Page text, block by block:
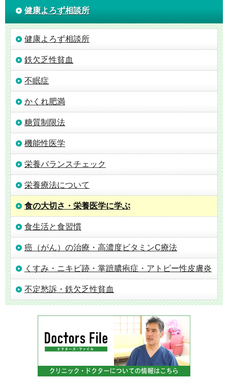
健康よろず相談所
健康よろず相談所
鉄欠乏性貧血
不眠症
かくれ肥満
糖質制限法
機能性医学
栄養バランスチェック
栄養療法について
食の大切さ・栄養医学に学ぶ
食生活と食習慣
癌（がん）の治療・高濃度ビタミンC療法
くすみ・ニキビ跡・掌蹠膿疱症・アトピー性皮膚炎
不定愁訴・鉄欠乏性貧血